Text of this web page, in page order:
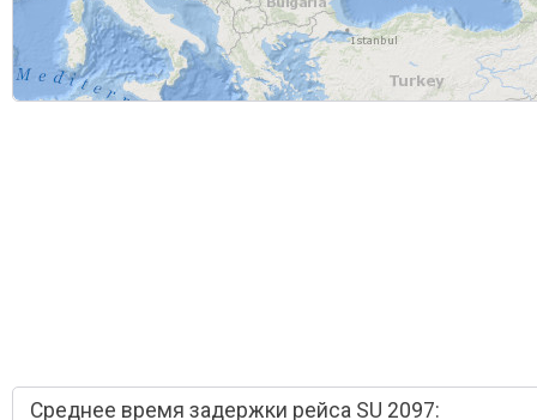
Среднее время задержки рейса SU 2097: